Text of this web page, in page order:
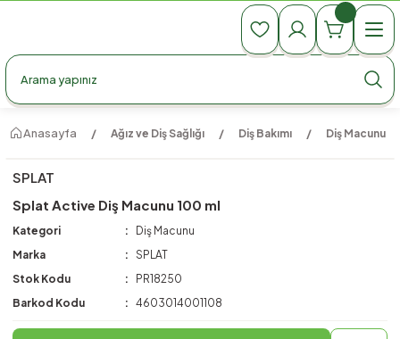
990 TL Üzeri Ücretsiz Kargo
990 TL Üzeri Ücretsiz Kargo
Anasayfa Ağız ve Diş Sağlığı Diş Bakımı Diş Macunu
SPLAT
Splat Active Diş Macunu 100 ml
Kategori
Diş Macunu
Marka
SPLAT
Stok Kodu
PR18250
Barkod Kodu
4603014001108